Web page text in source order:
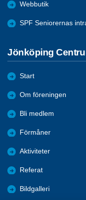
Webbutik
SPF Seniorernas
Jönköping
Start
Om föreningen
Bli medlem
Förmåner
Aktiviteter
Referat
Bildgalleri